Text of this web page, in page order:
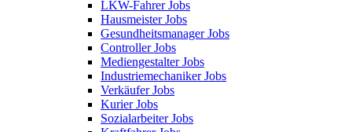
LKW-Fahrer Jobs
Hausmeister Jobs
Gesundheitsmanager Jobs
Controller Jobs
Mediengestalter Jobs
Industriemechaniker Jobs
Verkäufer Jobs
Kurier Jobs
Sozialarbeiter Jobs